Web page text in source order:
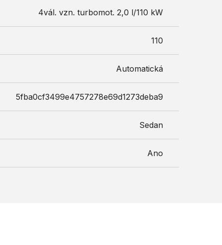
4vál. vzn. turbomot. 2,0 l/110 kW
110
Automatická
5fba0cf3499e4757278e69d1273deba9
Sedan
Ano